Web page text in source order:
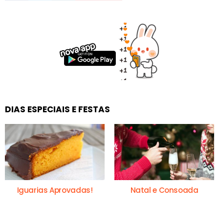
DIAS ESPECIAIS E FESTAS
Iguarias Aprovadas! Natal e Consoada